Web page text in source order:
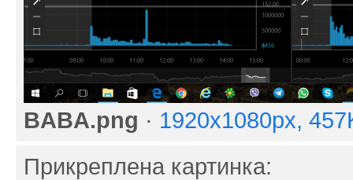
BABA.png · 1920x1080px,
Прикреплена картинка: